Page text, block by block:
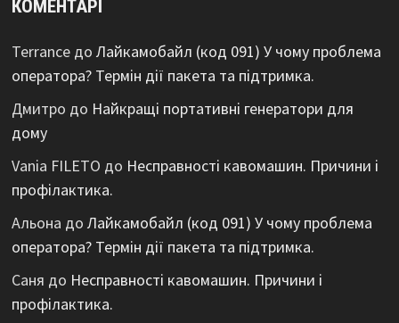
КОМЕНТАРІ
Terranceдо Лайкамобайл (код 091) У чому проблема
оператора? Термін дії пакета та підтримка.
Дмитро до Найкращі портативні генератори для
дому
Vania FILETO до Несправності кавомашин. Причини і
профілактика.
Альона до Лайкамобайл (код 091) У чому проблема
оператора? Термін дії пакета та підтримка.
Саня до Несправності кавомашин. Причини і
профілактика.